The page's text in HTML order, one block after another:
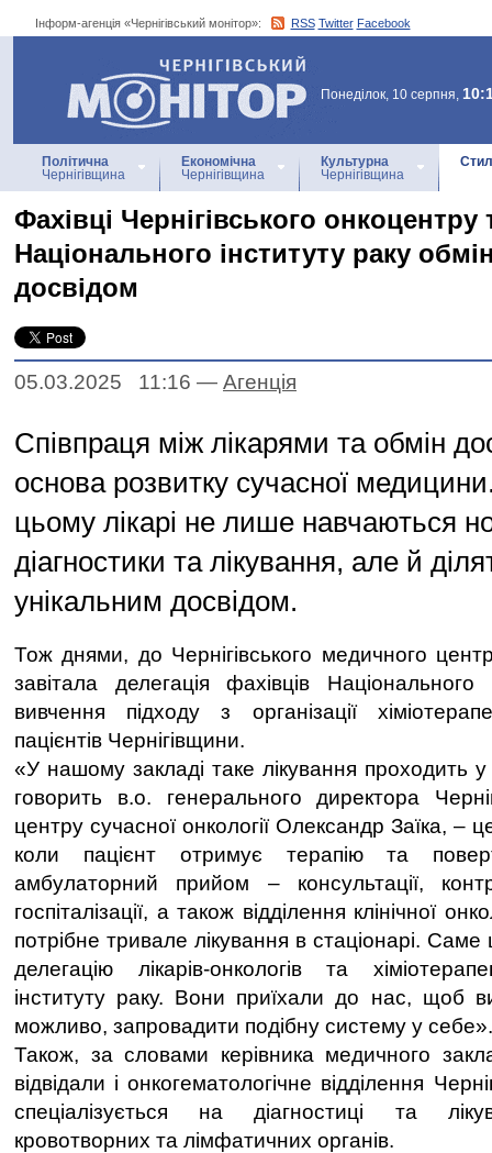
Інформ-агенція «Чернігівський монітор»: RSS Twitter Facebook
Інформ-агенція
«Чернігівський монітор»
Понеділок, 10 серпня,
Політична
Чернігівщина
Економічна
Чернігівщина
Культурна
Чернігівщина
Фахівці Чернігівського онкоцентру
Національного інституту раку
досвідом
05.03.2025 11:16 — Агенцiя
Співпраця між лікарями та обмін
основа розвитку сучасної
цьому лікарі не лише навчаються
діагностики та лікування, але й
унікальним досвідом.
Тож днями, до Чернігівського медичного
завітала делегація фахівців
вивчення підходу з організації
пацієнтів Чернігівщини.
«У нашому закладі таке лікування проходить
говорить в.о. генерального директора
центру сучасної онкології Олександр Заїка, –
коли пацієнт отримує терапію та
амбулаторний прийом – консультації,
госпіталізації, а також відділення клінічної
потрібне тривале лікування в стаціонарі. Саме
делегацію лікарів-онкологів та
інституту раку. Вони приїхали до нас, щоб
можливо, запровадити подібну систему у себе».
Також, за словами керівника медичного
відвідали і онкогематологічне відділення
спеціалізується на діагностиці та
кровотворних та лімфатичних органів.